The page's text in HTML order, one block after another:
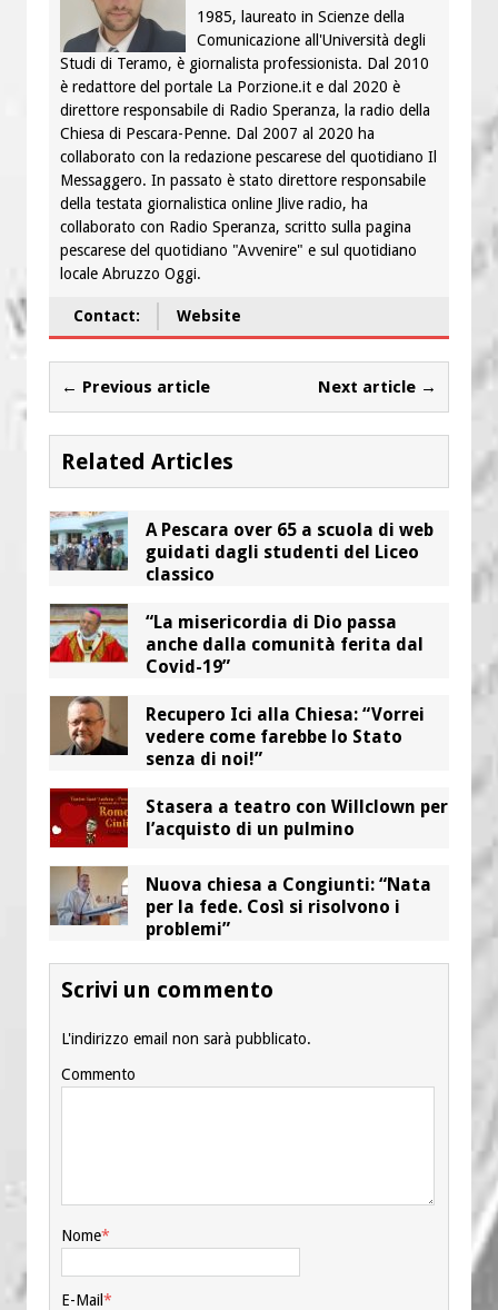
1985, laureato in Scienze della
Comunicazione all'Università degli
Studi di Teramo, è giornalista professionista. Dal 2010
è redattore del portale La Porzione.it e dal 2020 è
direttore responsabile di Radio Speranza, la radio della
Chiesa di Pescara-Penne. Dal 2007 al 2020 ha
collaborato con la redazione pescarese del quotidiano Il
Messaggero. In passato è stato direttore responsabile
della testata giornalistica online Jlive radio, ha
collaborato con Radio Speranza, scritto sulla pagina
pescarese del quotidiano "Avvenire" e sul quotidiano
locale Abruzzo Oggi.
Contact: Website
← Previous article Next article →
Related Articles
A Pescara over 65 a scuola di web
guidati dagli studenti del Liceo
classico
“La misericordia di Dio passa
anche dalla comunità ferita dal
Covid-19”
Recupero Ici alla Chiesa: “Vorrei
vedere come farebbe lo Stato
senza di noi!”
Stasera a teatro con Willclown per
l’acquisto di un pulmino
Nuova chiesa a Congiunti: “Nata
per la fede. Così si risolvono i
problemi”
Scrivi un commento
L'indirizzo email non sarà pubblicato.
Commento
Nome*
E-Mail*